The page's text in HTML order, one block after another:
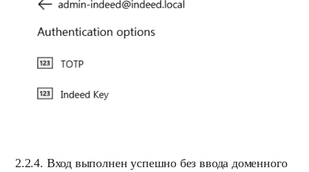
2.2.4. Вход выполнен успешно без ввода доменного